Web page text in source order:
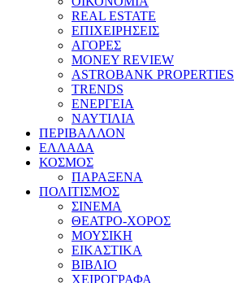
REAL ESTATE
ΕΠΙΧΕΙΡΗΣΕΙΣ
ΑΓΟΡΕΣ
MONEY REVIEW
ASTROBANK PROPERTIES
TRENDS
ΕΝΕΡΓΕΙΑ
ΝΑΥΤΙΛΙΑ
ΠΕΡΙΒΑΛΛΟΝ
ΕΛΛΑΔΑ
ΚΟΣΜΟΣ
ΠΑΡΑΞΕΝΑ
ΠΟΛΙΤΙΣΜΟΣ
ΣΙΝΕΜΑ
ΘΕΑΤΡΟ-ΧΟΡΟΣ
ΜΟΥΣΙΚΗ
ΕΙΚΑΣΤΙΚΑ
ΒΙΒΛΙΟ
ΧΕΙΡΟΓΡΑΦΑ